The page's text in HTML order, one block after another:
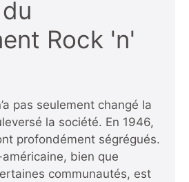
Rock 'n'
pas seulement changé la
la société. En 1946,
profondément ségrégués.
bien que
communautés, est